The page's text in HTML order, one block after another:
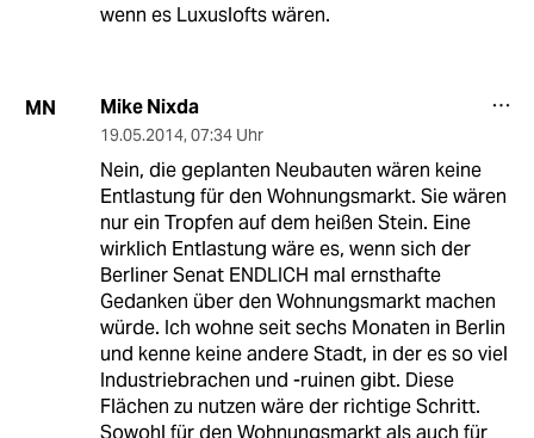
wenn es Luxuslofts wären.
MN Mike Nixda
19.05.2014, 07:34 Uhr
Nein, die geplanten Neubauten wären keine
Entlastung für den Wohnungsmarkt. Sie wären
nur ein Tropfen auf dem heißen Stein. Eine
wirklich Entlastung wäre es, wenn sich der
Berliner Senat ENDLICH mal ernsthafte
Gedanken über den Wohnungsmarkt machen
würde. Ich wohne seit sechs Monaten in Berlin
und kenne keine andere Stadt, in der es so viel
Industriebrachen und -ruinen gibt. Diese
Flächen zu nutzen wäre der richtige Schritt.
Sowohl für den Wohnungsmarkt als auch für